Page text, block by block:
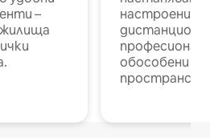
–
настроени и
обособени